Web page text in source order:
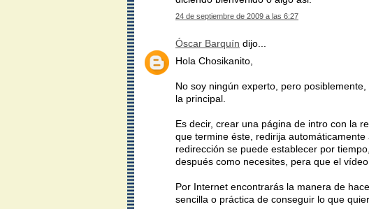
24 de septiembre de 2009 a las 6:27
Óscar Barquín dijo...
Hola Chosikanito,
No soy ningún experto, pero
la principal.
Es decir, crear una página de intro con la
que termine éste, redirija
redirección se puede establecer por
después como necesites, pera que el
Por Internet encontrarás la manera de
sencilla o práctica de conseguir lo que